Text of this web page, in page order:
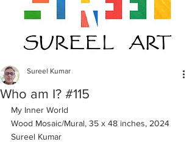
Who am I? #115
Sureel Kumar
My Inner World
Wood Mosaic/Mural, 35 x 48 inches, 2024
Sureel Kumar